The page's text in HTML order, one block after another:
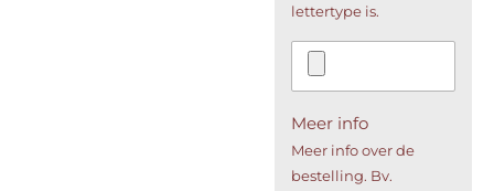
lettertype is.
Meer info
Meer info over de
bestelling. Bv.